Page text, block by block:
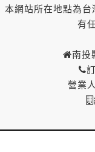
乙方於一年內保
用。乙方不得對
二、 甲方解約
約通知者，乙方
第八條（契約變
甲方於訂房後
生之費用。
本網站所在地點為台
有
南投
營業